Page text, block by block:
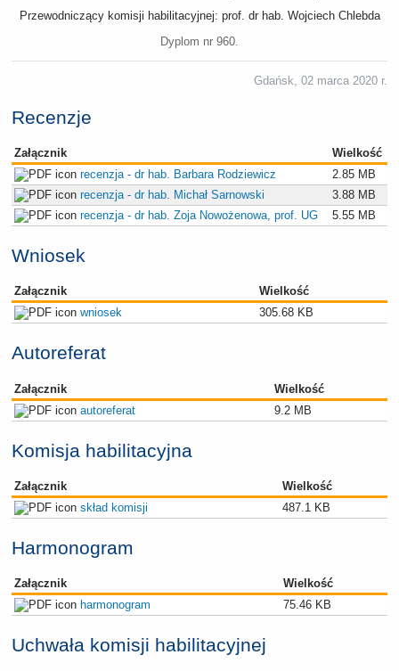
Przewodniczący komisji habilitacyjnej: prof. dr hab. Wojciech Chlebda
Dyplom nr 960.
Gdańsk, 02 marca 2020 r.
Recenzje
Załącznik
Wielkość
recenzja - dr hab. Barbara Rodziewicz
2.85 MB
recenzja - dr hab. Michał Sarnowski
3.88 MB
recenzja - dr hab. Zoja Nowożenowa, prof. UG
5.55 MB
Wniosek
Załącznik
Wielkość
wniosek
305.68 KB
Autoreferat
Załącznik
Wielkość
autoreferat
9.2 MB
Komisja habilitacyjna
Załącznik
Wielkość
skład komisji
487.1 KB
Harmonogram
Załącznik
Wielkość
harmonogram
75.46 KB
Uchwała komisji habilitacyjnej